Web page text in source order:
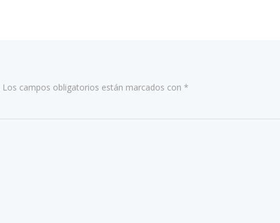
Los campos obligatorios están marcados con *